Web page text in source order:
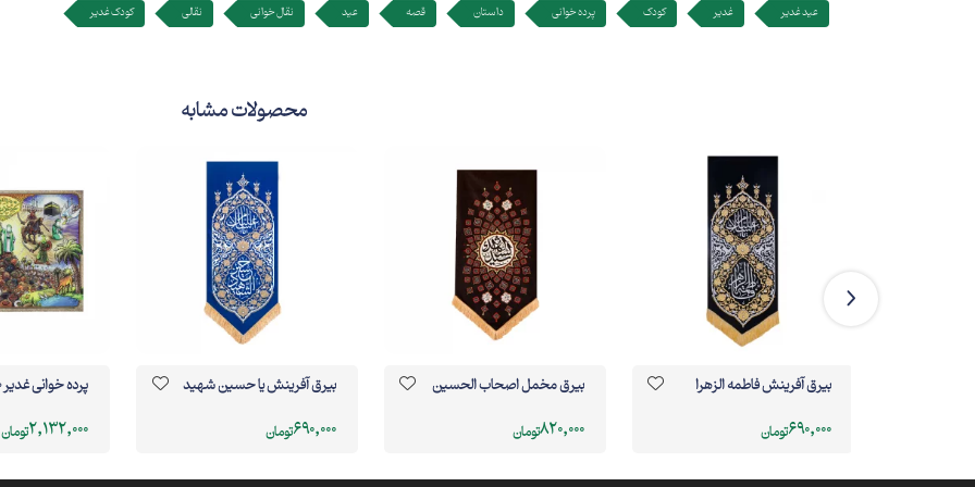
عید غدیر غدیر کودک پرده خوانی داستان قصه عید نقال خوانی نقالی کودک غدیر
محصولات مشابه
بیرق آفرینش فاطمه الزهرا
690,000تومان
بیرق مخمل اصحاب الحسین
820,000تومان
بيرق آفرینش يا حسين شهید
690,000تومان
پرده خوانی غدیر 140*196
2,132,000تومان